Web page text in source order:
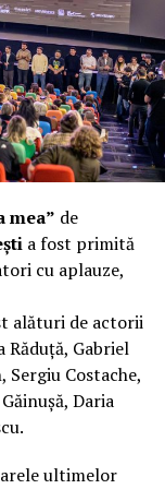
l-a aruncat la
la început: nu
cu
în conversație
bună dreptate.
2,7 g/cm³, față
la un volum
din greutatea
și
asta se
mea” de
a fost primită
cu aplauze,
alături de actorii
Răduță, Gabriel
Sergiu Costache,
Daria
ultimelor